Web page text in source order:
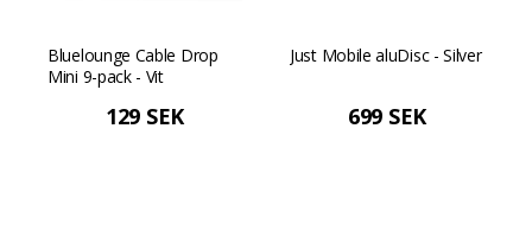
Bluelounge Cable Drop
Mini 9-pack - Vit
129 SEK
Just Mobile aluDisc - Silver
699 SEK